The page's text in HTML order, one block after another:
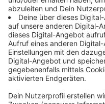
601: Bonn Hbf –
Hbf
630: Uniklinikum Süd –
um 6.44 Uhr
630: Fritz-Erler-Straße
Fahrt um 6.59 Uhr